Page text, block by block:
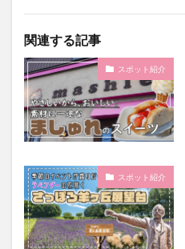
関連する記事
スポット紹介
スポット紹介